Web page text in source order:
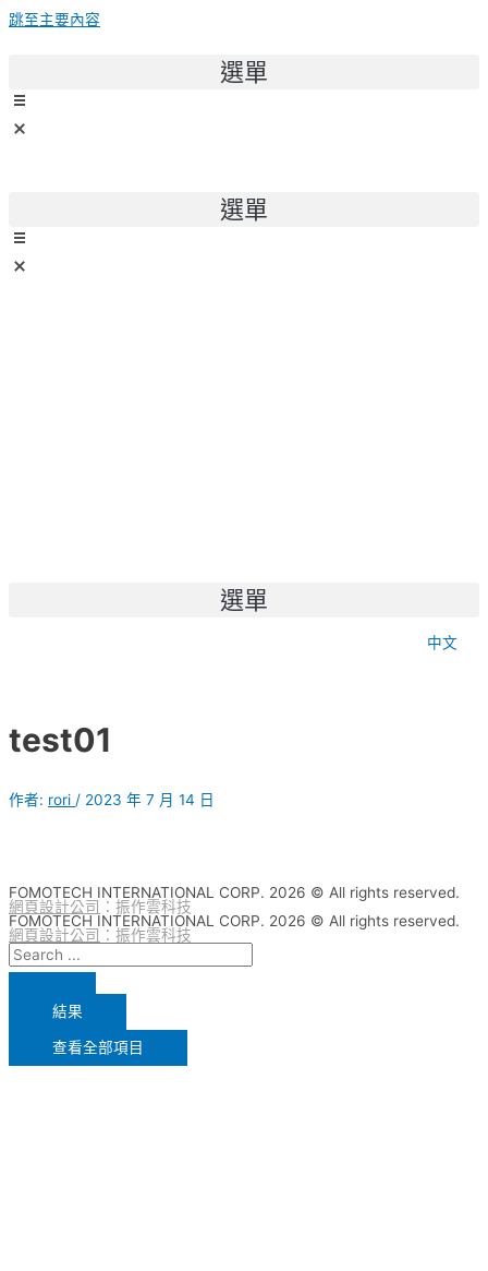
跳至主要內容
選單
選單
選單
中文
test01
作者: rori / 2023 年 7 月 14 日
FOMOTECH INTERNATIONAL CORP. 2026 © All rights reserved.
網頁設計公司 ：振作雲科技
FOMOTECH INTERNATIONAL CORP. 2026 © All rights reserved.
網頁設計公司 ：振作雲科技
結果
查看全部項目